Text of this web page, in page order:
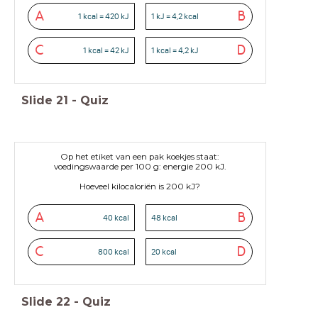
A 1 kcal = 420 kJ B
1 kJ = 4,2 kcal
C 1 kcal = 42 kJ D
1 kcal = 4,2 kJ
Slide 21 - Quiz
Op het etiket van een pak koekjes staat:
voedingswaarde per 100 g: energie 200 kJ.
Hoeveel kilocaloriën is 200 kJ?
A 40 kcal B
48 kcal
C 800 kcal D
20 kcal
Slide 22 - Quiz